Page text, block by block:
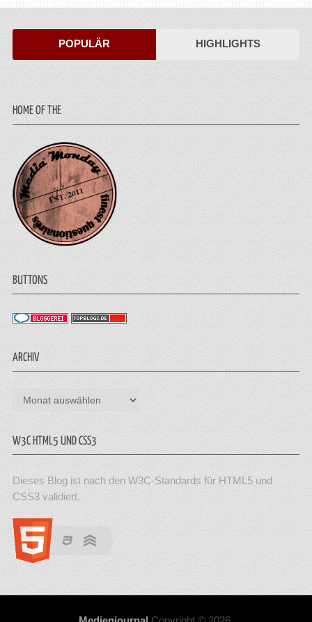
POPULÄR HIGHLIGHTS
HOME OF THE
BUTTONS
ARCHIV
Archiv
W3C HTML5 UND CSS3
Dieses Blog ist nach den W3C-Standards für HTML5 und
CSS3 validiert.